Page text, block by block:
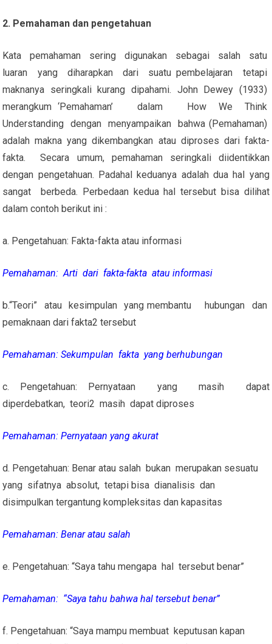
2. Pemahaman dan pengetahuan
Kata pemahaman sering digunakan sebagai salah satu
luaran yang diharapkan dari suatu pembelajaran tetapi
maknanya seringkali kurang dipahami. John Dewey (1933)
merangkum ‘Pemahaman’ dalam How We Think
Understanding dengan menyampaikan bahwa (Pemahaman)
adalah makna yang dikembangkan atau diproses dari fakta-
fakta. Secara umum, pemahaman seringkali diidentikkan
dengan pengetahuan. Padahal keduanya adalah dua hal yang
sangat berbeda. Perbedaan kedua hal tersebut bisa dilihat
dalam contoh berikut ini :
a. Pengetahuan: Fakta-fakta atau informasi
Pemahaman: Arti dari fakta-fakta atau informasi
b.“Teori” atau kesimpulan yang membantu hubungan dan
pemaknaan dari fakta2 tersebut
Pemahaman: Sekumpulan fakta yang berhubungan
c. Pengetahuan: Pernyataan yang masih dapat
diperdebatkan, teori2 masih dapat diproses
Pemahaman: Pernyataan yang akurat
d. Pengetahuan: Benar atau salah bukan merupakan sesuatu
yang sifatnya absolut, tetapi bisa dianalisis dan
disimpulkan tergantung kompleksitas dan kapasitas
Pemahaman: Benar atau salah
e. Pengetahuan: “Saya tahu mengapa hal tersebut benar”
Pemahaman: “Saya tahu bahwa hal tersebut benar”
f. Pengetahuan: “Saya mampu membuat keputusan kapan